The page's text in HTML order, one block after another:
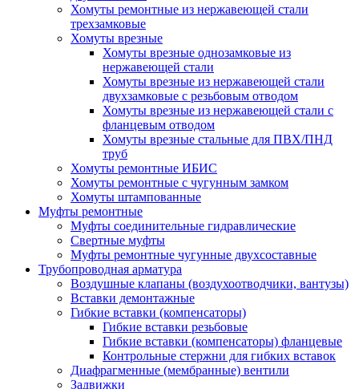
Хомуты ремонтные из нержавеющей стали
трехзамковые
Хомуты врезные
Хомуты врезные однозамковые из
нержавеющей стали
Хомуты врезные из нержавеющей стали
двухзамковые с резьбовым отводом
Хомуты врезные из нержавеющей стали с
фланцевым отводом
Хомуты врезные стальные для ПВХ/ПНД
труб
Хомуты ремонтные ИБИС
Хомуты ремонтные с чугунным замком
Хомуты штампованные
Муфты ремонтные
Муфты соединительные гидравлические
Свертные муфты
Муфты ремонтные чугунные двухсоставные
Трубопроводная арматура
Воздушные клапаны (воздухоотводчики, вантузы)
Вставки демонтажные
Гибкие вставки (компенсаторы)
Гибкие вставки резьбовые
Гибкие вставки (компенсаторы) фланцевые
Контрольные стержни для гибких вставок
Диафрагменные (мембранные) вентили
Задвижки